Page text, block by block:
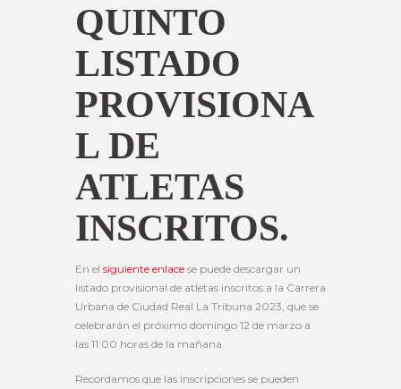
QUINTO
LISTADO
PROVISIONA
L DE
ATLETAS
INSCRITOS.
En el siguiente enlace se puede descargar un
listado provisional de atletas inscritos a la Carrera
Urbana de Ciudad Real La Tribuna 2023, que se
celebrarán el próximo domingo 12 de marzo a
las 11:00 horas de la mañana.
Recordamos que las inscripciones se pueden